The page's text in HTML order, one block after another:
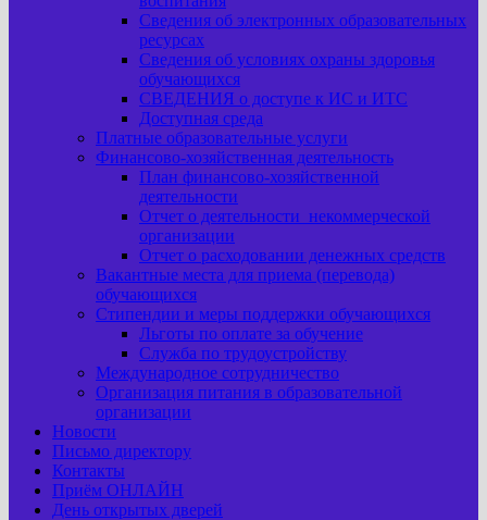
Сведения об электронных образовательных
ресурсах
Сведения об условиях охраны здоровья
обучающихся
СВЕДЕНИЯ о доступе к ИС и ИТС
Доступная среда
Платные образовательные услуги
Финансово-хозяйственная деятельность
План финансово-хозяйственной
деятельности
Отчет о деятельности некоммерческой
организации
Отчет о расходовании денежных средств
Вакантные места для приема (перевода)
обучающихся
Стипендии и меры поддержки обучающихся
Льготы по оплате за обучение
Служба по трудоустройству
Международное сотрудничество
Организация питания в образовательной
организации
Новости
Письмо директору
Контакты
Приём ОНЛАЙН
День открытых дверей